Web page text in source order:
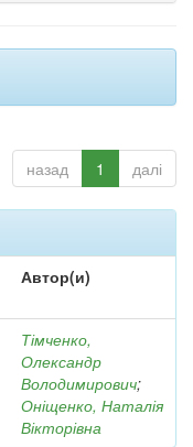
назад 1 далі
Автор(и)
Тімченко,
Олександр
Володимирович;
Оніщенко, Наталія
Вікторівна